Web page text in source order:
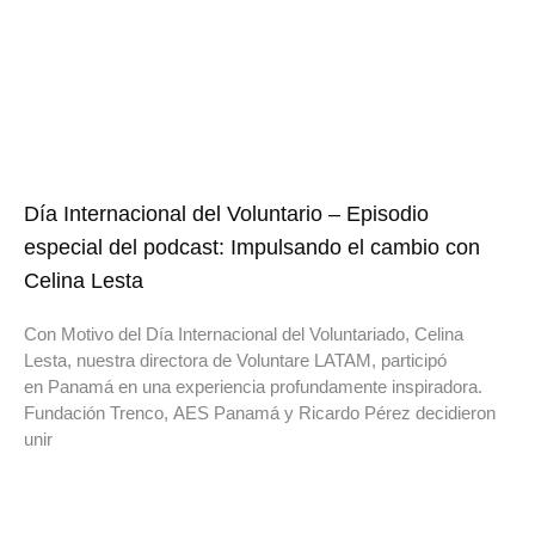
Día Internacional del Voluntario – Episodio
especial del podcast: Impulsando el cambio con
Celina Lesta
Con Motivo del Día Internacional del Voluntariado, Celina
Lesta, nuestra directora de Voluntare LATAM, participó
en Panamá en una experiencia profundamente inspiradora.
Fundación Trenco, AES Panamá y Ricardo Pérez decidieron
unir